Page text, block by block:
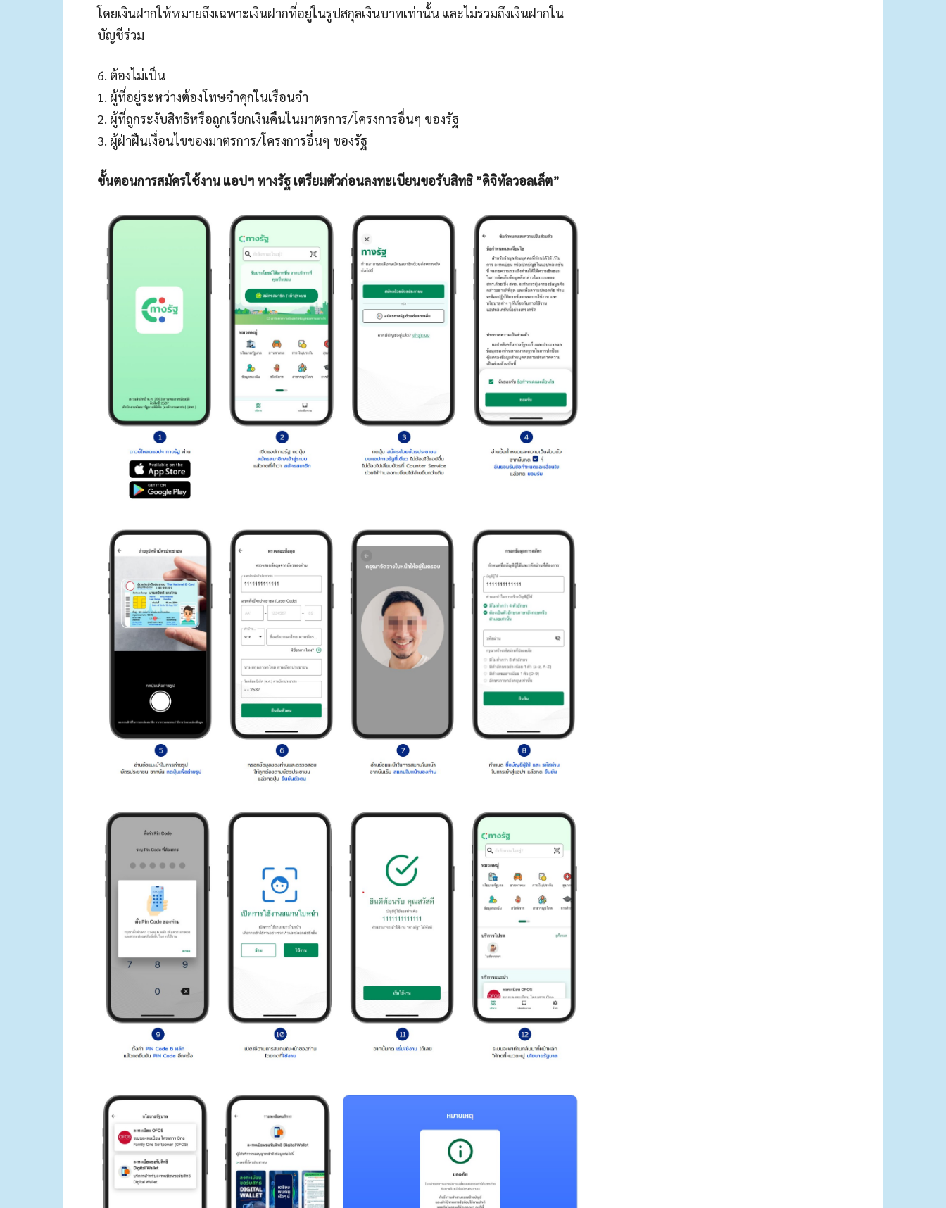
โดยเงินฝากให้หมายถึงเฉพาะเงินฝากที่อยู่ในรูปสกุลเงินบาทเท่านั้น และไม่รวมถึงเงินฝากใน
บัญชีร่วม
6. ต้องไม่เป็น
1. ผู้ที่อยู่ระหว่างต้องโทษจำคุกในเรือนจำ
2. ผู้ที่ถูกระงับสิทธิหรือถูกเรียกเงินคืนในมาตรการ/โครงการอื่นๆ ของรัฐ
3. ผู้ฝ่าฝืนเงื่อนไขของมาตรการ/โครงการอื่นๆ ของรัฐ
ขั้นตอนการสมัครใช้งาน แอปฯ ทางรัฐ เตรียมตัวก่อนลงทะเบียนขอรับสิทธิ ”ดิจิทัลวอลเล็ต”